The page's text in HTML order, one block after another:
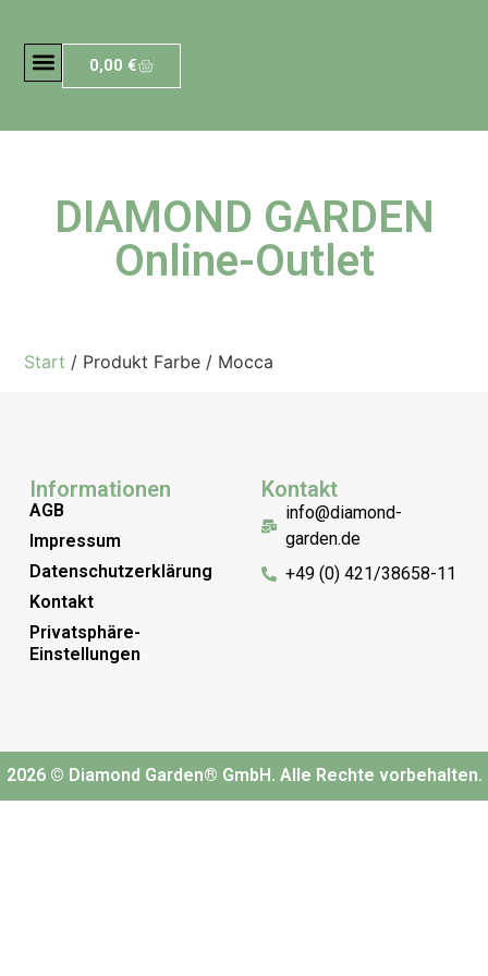
0,00€
DIAMOND GARDEN
Online-Outlet
Start / Produkt Farbe / Mocca
Informationen
AGB
Impressum
Datenschutzerklärung
Kontakt
Privatsphäre-
Einstellungen
Kontakt
info@diamond-
garden.de
+49 (0) 421/38658-11
2026 © Diamond Garden® GmbH. Alle Rechte vorbehalten.